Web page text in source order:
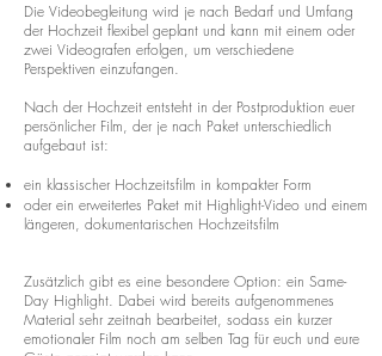
Die Videobegleitung wird je nach Bedarf und Umfang
der Hochzeit flexibel geplant und kann mit einem oder
zwei Videografen erfolgen, um verschiedene
Perspektiven einzufangen.
Nach der Hochzeit entsteht in der Postproduktion euer
persönlicher Film, der je nach Paket unterschiedlich
aufgebaut ist:
ein klassischer Hochzeitsfilm in kompakter Form
oder ein erweitertes Paket mit Highlight-Video und einem
längeren, dokumentarischen Hochzeitsfilm
Zusätzlich gibt es eine besondere Option: ein Same-
Day Highlight. Dabei wird bereits aufgenommenes
Material sehr zeitnah bearbeitet, sodass ein kurzer
emotionaler Film noch am selben Tag für euch und eure